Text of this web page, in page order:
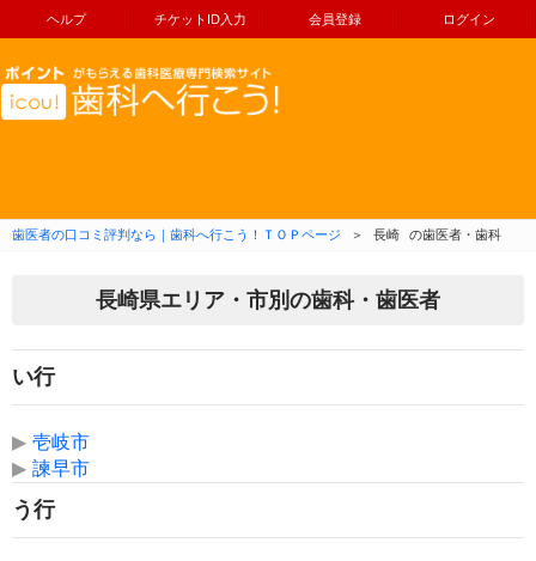
ヘルプ チケットID入力 会員登録 ログイン
コンテンツへ移動
歯医者の口コミ評判なら｜歯科へ行こう！ＴＯＰページ ＞ 長崎 の歯医者・歯科
長崎県エリア・市別の歯科・歯医者
い行
▶ 壱岐市
▶ 諫早市
う行